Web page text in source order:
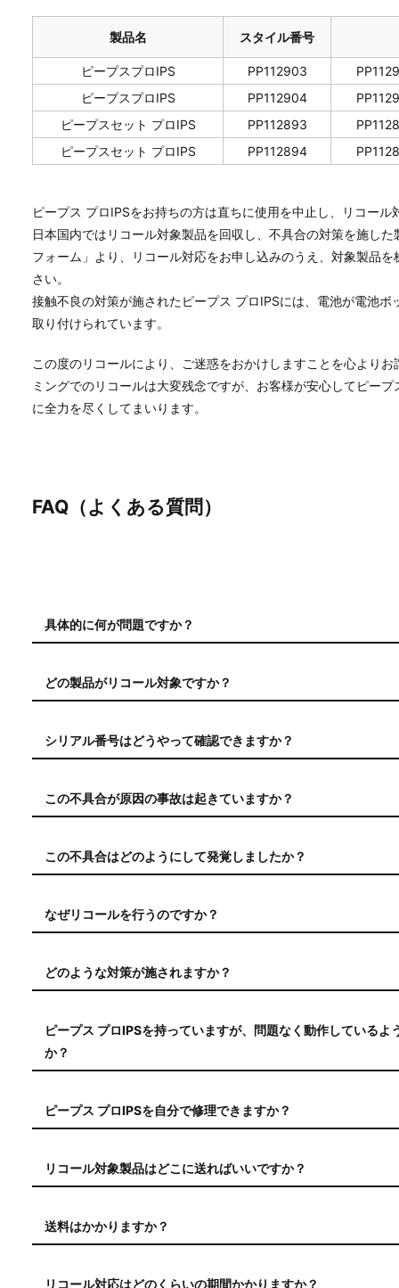
製品名 スタイル番号
ピープスプロIPS PP112903
ピープスプロIPS
PP112904
ピープスセット プロIPS
PP112893
ピープスセット プロIPS
PP112894
ピープス プロIPSをお持ちの方は直ちに使用を中止し、リコール
日本国内ではリコール対象製品を回収し、不具合の対策を施し
フォーム」より、リコール対応をお申し込みのうえ、対象製品
さい。
接触不良の対策が施されたピープス プロIPSには、電池が電池
取り付けられています。
この度のリコールにより、ご迷惑をおかけしますことを心より
ミングでのリコールは大変残念ですが、お客様が安心してピー
に全力を尽くしてまいります。
FAQ（よくある質問）
具体的に何が問題ですか？
た単4電池の使用に対し十分ではありませんでした。このた
す。
下記のように不具合は機種により異なります。
パターン 1： ピープス プロIPSの電源が入らない
ピープス プロIPSの使用者がこの危険性に気づかない可能性
どの製品がリコール対象ですか？
ル番号の上4桁が2326～2445の範囲にある全ての製品がリコ
シリアル番号はどうやって確認できますか？
「PIEPS」アプリにピープス プロIPSをBluetooth接続し、デ
この不具合が原因の事故は起きていますか？
この不具合はどのようにして発覚しましたか？
た。2024年11月、その方は付属の電池を別のブランドの新
IPSの電源が入らなくなったことに気づきピープス社に問い
かったことが判明しました。
なぜリコールを行うのですか？
必要と判断しました。安全性を最大限に確保するため、この
し、対策したいと考えています。
どのような対策が施されますか？
ての単4電池の長さのバリエーションをカバーし、雪崩ビー
ピープス プロIPSを持っていますが、問題なく動作している
か？
んし、使用者がこの危険性に気づかない可能性もありますの
さい。
ピープス プロIPSを自分で修理できますか？
ール対応をご依頼ください。
リコール対象製品はどこに送ればいいですか？
社ロストアローに送料着払いにてお送りください。
送料はかかりますか？
リコール対応はどのくらいの期間かかりますか？